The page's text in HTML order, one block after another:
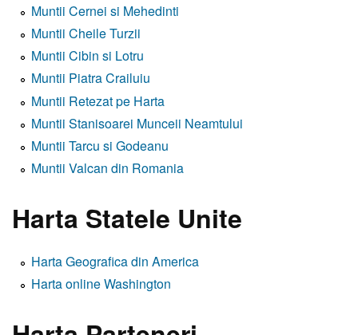
Muntii Cernei si Mehedinti
Muntii Cheile Turzii
Muntii Cibin si Lotru
Muntii Piatra Crailuiu
Muntii Retezat pe Harta
Muntii Stanisoarei Munceii Neamtului
Muntii Tarcu si Godeanu
Muntii Valcan din Romania
Harta Statele Unite
Harta Geografica din America
Harta online Washington